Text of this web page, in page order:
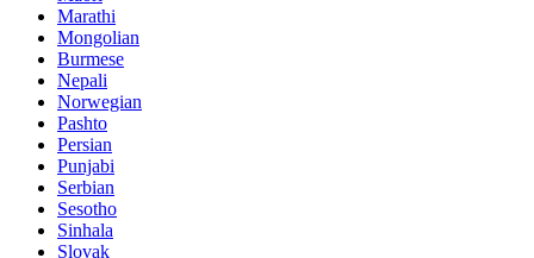
Marathi
Mongolian
Burmese
Nepali
Norwegian
Pashto
Persian
Punjabi
Serbian
Sesotho
Sinhala
Slovak